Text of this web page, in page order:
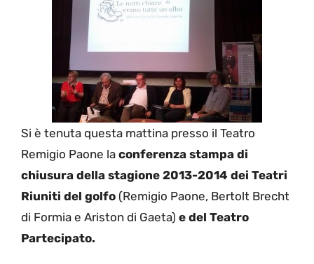
Si è tenuta questa mattina presso il Teatro
Remigio Paone la conferenza stampa di
chiusura della stagione 2013-2014 dei Teatri
Riuniti del golfo (Remigio Paone, Bertolt Brecht
di Formia e Ariston di Gaeta) e del Teatro
Partecipato.